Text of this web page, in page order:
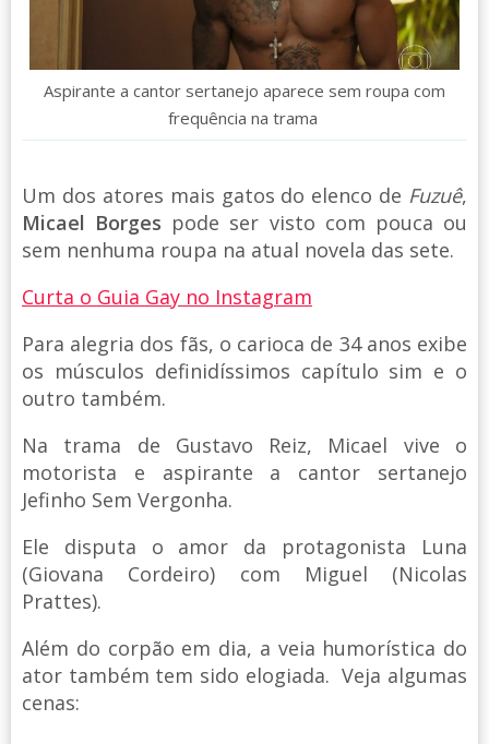
Aspirante a cantor sertanejo aparece sem roupa com
frequência na trama
Um dos atores mais gatos do elenco de Fuzuê,
Micael Borges pode ser visto com pouca ou
sem nenhuma roupa na atual novela das sete.
Curta o Guia Gay no Instagram
Para alegria dos fãs, o carioca de 34 anos exibe
os músculos definidíssimos capítulo sim e o
outro também.
Na trama de Gustavo Reiz, Micael vive o
motorista e aspirante a cantor sertanejo
Jefinho Sem Vergonha.
Ele disputa o amor da protagonista Luna
(Giovana Cordeiro) com Miguel (Nicolas
Prattes).
Além do corpão em dia, a veia humorística do
ator também tem sido elogiada. Veja algumas
cenas: